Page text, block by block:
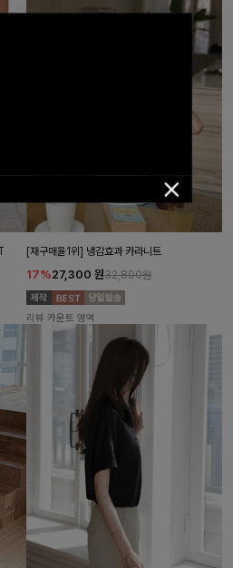
[재구매율1위] 냉감효과 카라니트
17%27,300 원32,800원
리뷰 카운트 영역